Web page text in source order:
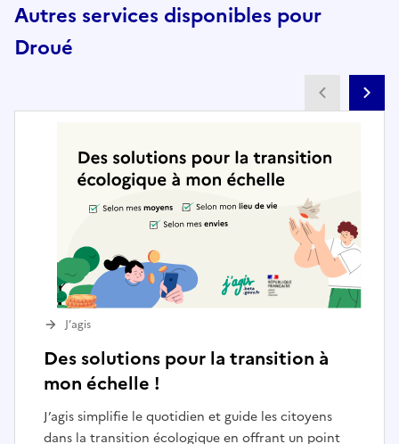
Autres services disponibles pour
Droué
Des solutions pour la transition à
mon échelle !
J’agis simplifie le quotidien et guide les citoyens
dans la transition écologique en offrant un point
J’agis